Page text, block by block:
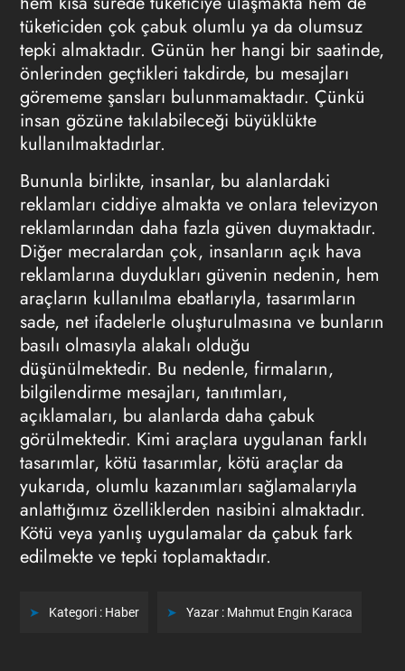
tüketiciden çok çabuk olumlu ya da olumsuz
tepki almaktadır. Günün her hangi bir saatinde,
önlerinden geçtikleri takdirde, bu mesajları
görememe şansları bulunmamaktadır. Çünkü
insan gözüne takılabileceği büyüklükte
kullanılmaktadırlar.
Bununla birlikte, insanlar, bu alanlardaki
reklamları ciddiye almakta ve onlara televizyon
reklamlarından daha fazla güven duymaktadır.
Diğer mecralardan çok, insanların açık hava
reklamlarına duydukları güvenin nedenin, hem
araçların kullanılma ebatlarıyla, tasarımların
sade, net ifadelerle oluşturulmasına ve bunların
basılı olmasıyla alakalı olduğu
düşünülmektedir. Bu nedenle, firmaların,
bilgilendirme mesajları, tanıtımları,
açıklamaları, bu alanlarda daha çabuk
görülmektedir. Kimi araçlara uygulanan farklı
tasarımlar, kötü tasarımlar, kötü araçlar da
yukarıda, olumlu kazanımları sağlamalarıyla
anlattığımız özelliklerden nasibini almaktadır.
Kötü veya yanlış uygulamalar da çabuk fark
edilmekte ve tepki toplamaktadır.
Kategori : Haber Yazar : Mahmut Engin Karaca